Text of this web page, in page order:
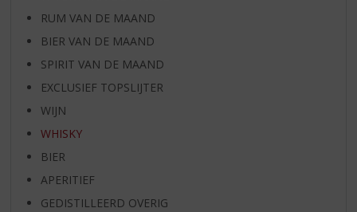
RUM VAN DE MAAND
BIER VAN DE MAAND
SPIRIT VAN DE MAAND
EXCLUSIEF TOPSLIJTER
WIJN
WHISKY
BIER
APERITIEF
GEDISTILLEERD OVERIG